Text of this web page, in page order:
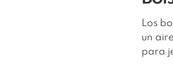
Los
un
para